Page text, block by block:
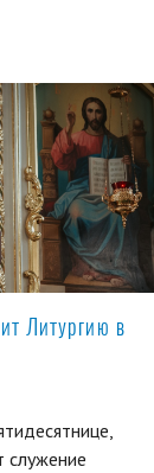
Литургию в
служение